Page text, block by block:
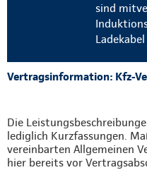
sind
Vertragsinformation: Kfz-
Die
lediglich Kurzfassungen.
vereinbarten Allgemeinen
hier bereits vor